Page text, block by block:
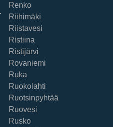
Renko
Riihimäki
Riistavesi
Ristiina
Ristijärvi
Rovaniemi
Ruka
Ruokolahti
Ruotsinpyhtää
Ruovesi
Rusko